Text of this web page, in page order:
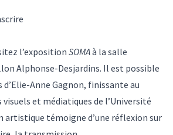
l’exposition SOMAà la salle
Alphonse-Desjardins. Il est possible
Anne Gagnon, finissante au
et médiatiques de l’Université
artistique témoigne d’une réflexion sur